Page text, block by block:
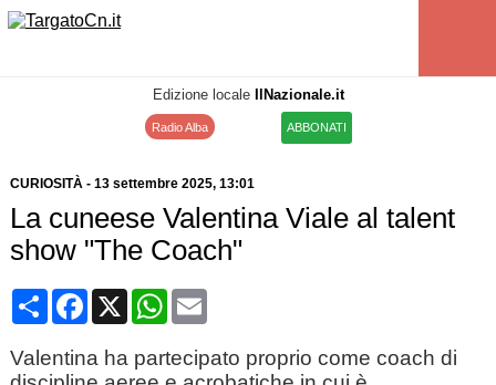
Edizione locale IlNazionale.it
Radio Alba ABBONATI
CURIOSITÀ- 13 settembre 2025, 13:01
La cuneese Valentina Viale al talent
show "The Coach"
CondividiFacebook
X WhatsApp
Email
Valentina ha partecipato proprio come coach di